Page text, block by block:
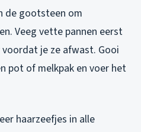
de gootsteen om
Veeg vette pannen eerst
je ze afwast. Gooi
pot of melkpak en voer het
haarzeefjes in alle